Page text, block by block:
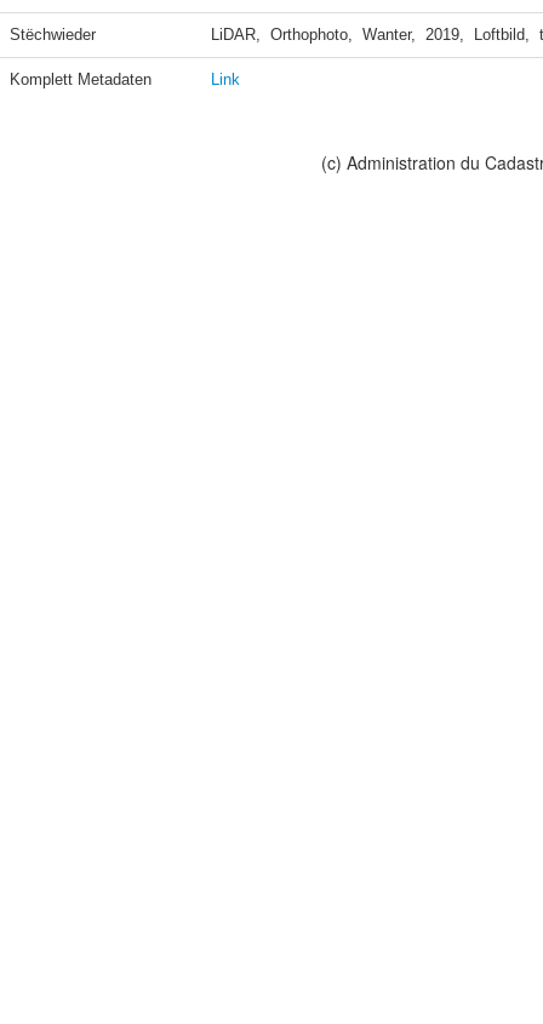
Stëchwieder LiDAR,  Orthophoto,  Wanter,  2019,  Loftbild,
Komplett Metadaten Link
(c) Administration du